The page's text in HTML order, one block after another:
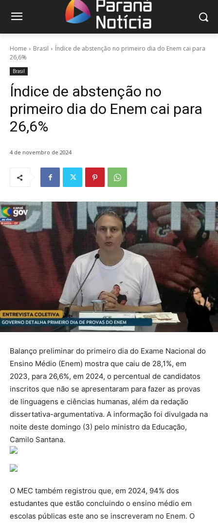
Home Brasil
Índice de abstenção no primeiro dia do Enem cai para
26,6%
Brasil
Índice de abstenção no
primeiro dia do Enem cai para
26,6%
4 de novembro de 2024
Balanço preliminar do primeiro dia do Exame Nacional do
Ensino Médio (Enem) mostra que caiu de 28,1%, em
2023, para 26,6%, em 2024, o percentual de candidatos
inscritos que não se apresentaram para fazer as provas
de linguagens e ciências humanas, além da redação
dissertativa-argumentativa. A informação foi divulgada na
noite deste domingo (3) pelo ministro da Educação,
Camilo Santana.
O MEC também registrou que, em 2024, 94% dos
estudantes que estão concluindo o ensino médio em
escolas públicas este ano se inscreveram no Enem. O